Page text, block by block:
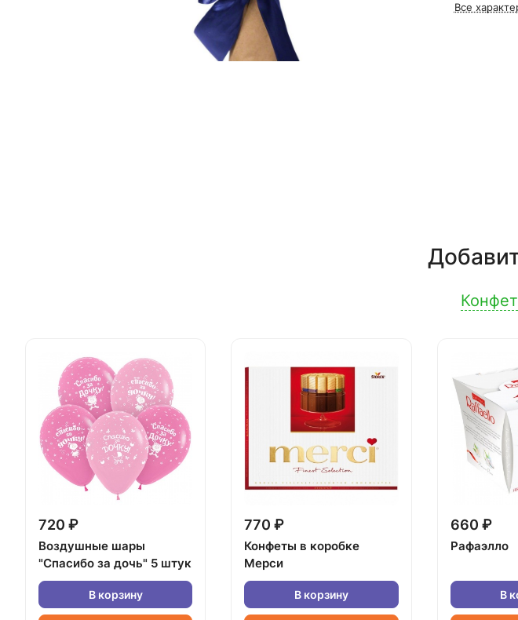
Все
720 ₽
Воздушные шары
"Спасибо за дочь" 5 штук
В корзину
770 ₽
Конфеты в коробке
Мерси
В корзину
660 ₽
Рафаэлло
В